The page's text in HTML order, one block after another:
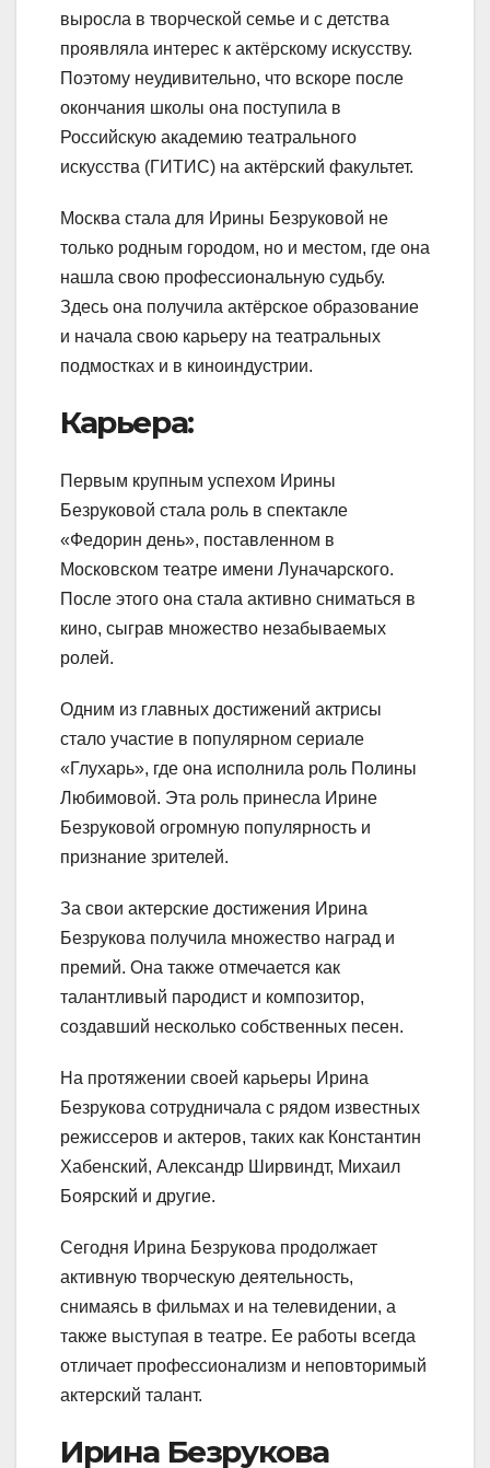
выросла в творческой семье и с детства
проявляла интерес к актёрскому искусству.
Поэтому неудивительно, что вскоре после
окончания школы она поступила в
Российскую академию театрального
искусства (ГИТИС) на актёрский факультет.
Москва стала для Ирины Безруковой не
только родным городом, но и местом, где она
нашла свою профессиональную судьбу.
Здесь она получила актёрское образование
и начала свою карьеру на театральных
подмостках и в киноиндустрии.
Карьера:
Первым крупным успехом Ирины
Безруковой стала роль в спектакле
«Федорин день», поставленном в
Московском театре имени Луначарского.
После этого она стала активно сниматься в
кино, сыграв множество незабываемых
ролей.
Одним из главных достижений актрисы
стало участие в популярном сериале
«Глухарь», где она исполнила роль Полины
Любимовой. Эта роль принесла Ирине
Безруковой огромную популярность и
признание зрителей.
За свои актерские достижения Ирина
Безрукова получила множество наград и
премий. Она также отмечается как
талантливый пародист и композитор,
создавший несколько собственных песен.
На протяжении своей карьеры Ирина
Безрукова сотрудничала с рядом известных
режиссеров и актеров, таких как Константин
Хабенский, Александр Ширвиндт, Михаил
Боярский и другие.
Сегодня Ирина Безрукова продолжает
активную творческую деятельность,
снимаясь в фильмах и на телевидении, а
также выступая в театре. Ее работы всегда
отличает профессионализм и неповторимый
актерский талант.
Ирина Безрукова